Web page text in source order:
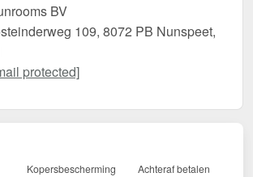
BV
109, 8072 PB Nunspeet,
protected]
Kopersbescherming Achteraf betalen